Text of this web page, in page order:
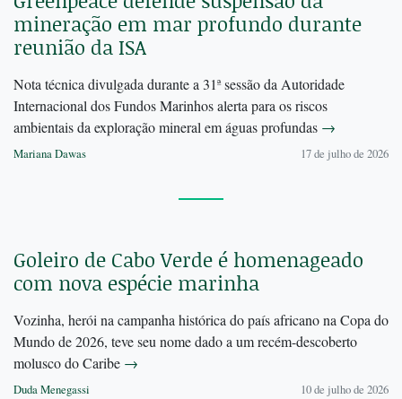
mineração em mar profundo durante
reunião da ISA
Nota técnica divulgada durante a 31ª sessão da Autoridade
Internacional dos Fundos Marinhos alerta para os riscos
ambientais da exploração mineral em águas profundas →
Mariana Dawas 17 de julho de 2026
Goleiro de Cabo Verde é homenageado
com nova espécie marinha
Vozinha, herói na campanha histórica do país africano na Copa do
Mundo de 2026, teve seu nome dado a um recém-descoberto
molusco do Caribe →
Duda Menegassi 10 de julho de 2026